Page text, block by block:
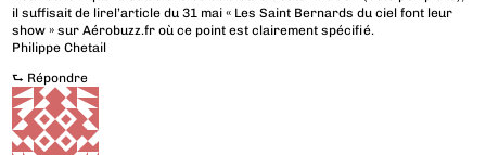
il suffisait de lirel’article du 31 mai « Les Saint Bernards du ciel font leur
show » sur Aérobuzz.fr où ce point est clairement spécifié.
Philippe Chetail
⮑ Répondre